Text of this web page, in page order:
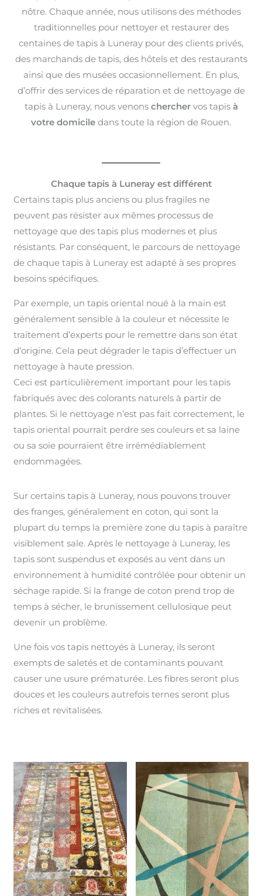
nôtre. Chaque année, nous utilisons des méthodes
traditionnelles pour nettoyer et restaurer des
centaines de tapis à Luneray pour des clients privés,
des marchands de tapis, des hôtels et des restaurants
ainsi que des musées occasionnellement. En plus,
d’offrir des services de réparation et de nettoyage de
tapis à Luneray, nous venons chercher vos tapis à
votre domicile dans toute la région de Rouen.
Chaque tapis à Luneray est différent
Certains tapis plus anciens ou plus fragiles ne
peuvent pas résister aux mêmes processus de
nettoyage que des tapis plus modernes et plus
résistants. Par conséquent, le parcours de nettoyage
de chaque tapis à Luneray est adapté à ses propres
besoins spécifiques.
Par exemple, un tapis oriental noué à la main est
généralement sensible à la couleur et nécessite le
traitement d’experts pour le remettre dans son état
d’origine. Cela peut dégrader le tapis d’effectuer un
nettoyage à haute pression.
Ceci est particulièrement important pour les tapis
fabriqués avec des colorants naturels à partir de
plantes. Si le nettoyage n’est pas fait correctement, le
tapis oriental pourrait perdre ses couleurs et sa laine
ou sa soie pourraient être irrémédiablement
endommagées.
Sur certains tapis à Luneray, nous pouvons trouver
des franges, généralement en coton, qui sont la
plupart du temps la première zone du tapis à paraître
visiblement sale. Après le nettoyage à Luneray, les
tapis sont suspendus et exposés au vent dans un
environnement à humidité contrôlée pour obtenir un
séchage rapide. Si la frange de coton prend trop de
temps à sécher, le brunissement cellulosique peut
devenir un problème.
Une fois vos tapis nettoyés à Luneray, ils seront
exempts de saletés et de contaminants pouvant
causer une usure prématurée. Les fibres seront plus
douces et les couleurs autrefois ternes seront plus
riches et revitalisées.